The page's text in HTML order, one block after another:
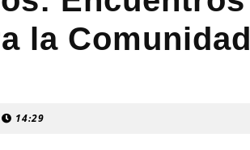
la Comunidad
14:29